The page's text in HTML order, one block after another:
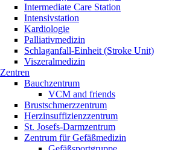
Intermediate Care Station
Intensivstation
Kardiologie
Palliativmedizin
Schlaganfall-Einheit (Stroke Unit)
Viszeralmedizin
Zentren
Bauchzentrum
VCM and friends
Brustschmerzzentrum
Herzinsuffizienzzentrum
St. Josefs-Darmzentrum
Zentrum für Gefäßmedizin